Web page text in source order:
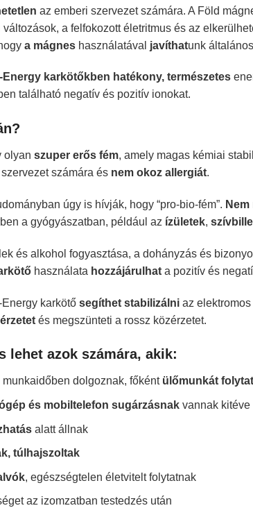
az emberi szervezet számára. A Föld
változások, a felfokozott életritmus és az
a mágnes használatával javíthatunk általános
Energy karkötőkben hatékony, természetes
található negatív és pozitív ionokat.
olyan szuper erős fém, amely magas kémiai
számára és nem okoz allergiát.
úgy is hívják, hogy “pro-bio-fém”.
a gyógyászatban, például az ízületek,
és alkohol fogyasztása, a dohányzás és
használata hozzájárulhat a pozitív és
karkötő segíthet stabilizálni az
és megszünteti a rossz közérzetet.
lehet azok számára, akik:
munkaidőben dolgoznak, főként ülőmunkát
és mobiltelefon sugárzásnakvannak kitéve
alatt állnak
túlhajszoltak
, egészségtelen életvitelt folytatnak
az izomzatban testedzés után